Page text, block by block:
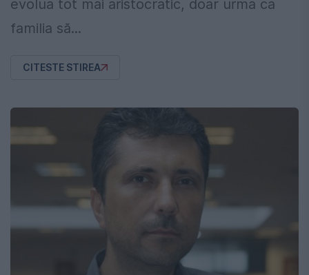
evolua tot mai aristocratic, doar urma ca
familia să...
CITESTE STIREA